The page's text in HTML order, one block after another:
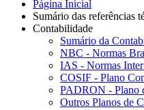
Página Inicial
Sumário das referências
Contabilidade
Sumário da
NBC - Normas
IAS - Normas
COSIF - Plano
PADRON - Plano
Outros Planos de